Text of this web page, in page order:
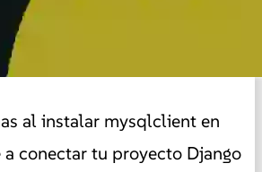
al instalar mysqlclient en
a conectar tu proyecto Django